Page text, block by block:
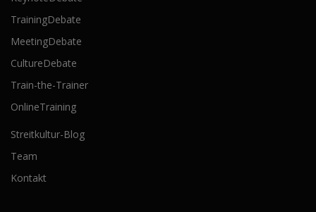
TrainingDebate
MeetingDebate
CultureDebate
Train-the-Trainer
OnlineTraining
Streitkultur-Blog
Team
Kontakt